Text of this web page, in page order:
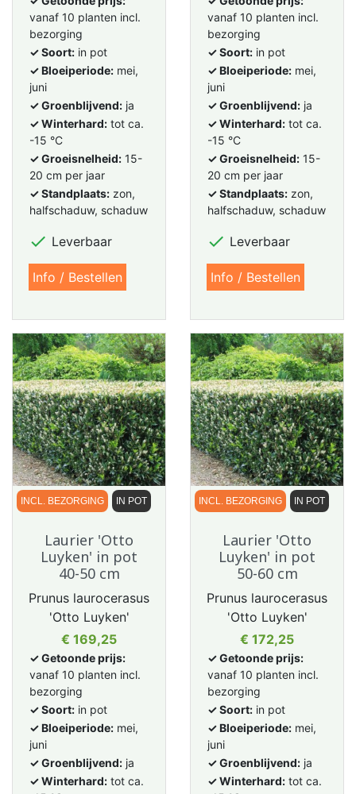
vanaf 10 planten incl.
bezorging
✓ Soort: in pot
✓ Bloeiperiode: mei,
juni
✓ Groenblijvend: ja
✓ Winterhard: tot ca.
-15 °C
✓ Groeisnelheid: 15-
20 cm per jaar
✓ Standplaats: zon,
halfschaduw, schaduw
 Leverbaar
Info / Bestellen
vanaf 10 planten incl.
bezorging
✓ Soort: in pot
✓ Bloeiperiode: mei,
juni
✓ Groenblijvend: ja
✓ Winterhard: tot ca.
-15 °C
✓ Groeisnelheid: 15-
20 cm per jaar
✓ Standplaats: zon,
halfschaduw, schaduw
 Leverbaar
Info / Bestellen
INCL. BEZORGING IN POT
Laurier 'Otto
Luyken' in pot
40-50 cm
Prunus laurocerasus
'Otto Luyken'
Prijs
€ 169,25
✓ Getoonde prijs:
vanaf 10 planten incl.
bezorging
✓ Soort: in pot
✓ Bloeiperiode: mei,
juni
✓ Groenblijvend: ja
✓ Winterhard: tot ca.
INCL. BEZORGING IN POT
Laurier 'Otto
Luyken' in pot
50-60 cm
Prunus laurocerasus
'Otto Luyken'
Prijs
€ 172,25
✓ Getoonde prijs:
vanaf 10 planten incl.
bezorging
✓ Soort: in pot
✓ Bloeiperiode: mei,
juni
✓ Groenblijvend: ja
✓ Winterhard: tot ca.